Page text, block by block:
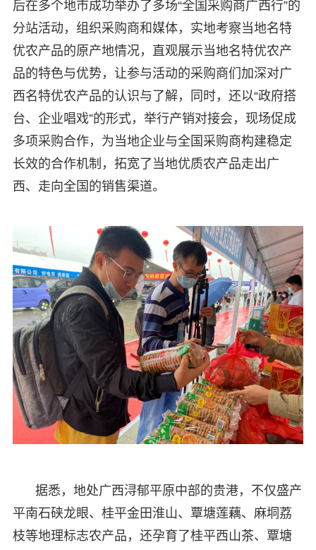
后在多个地市成功举办了多场“全国采购商广西行”的
分站活动，组织采购商和媒体，实地考察当地名特
优农产品的原产地情况，直观展示当地名特优农产
品的特色与优势，让参与活动的采购商们加深对广
西名特优农产品的认识与了解，同时，还以“政府搭
台、企业唱戏”的形式，举行产销对接会，现场促成
多项采购合作，为当地企业与全国采购商构建稳定
长效的合作机制，拓宽了当地优质农产品走出广
西、走向全国的销售渠道。
据悉，地处广西浔郁平原中部的贵港，不仅盛产
平南石硖龙眼、桂平金田淮山、覃塘莲藕、麻垌荔
枝等地理标志农产品，还孕育了桂平西山茶、覃塘